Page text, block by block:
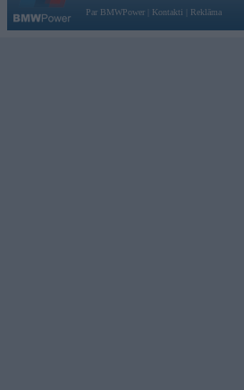
Par BMWPower
Kontakti Reklāma